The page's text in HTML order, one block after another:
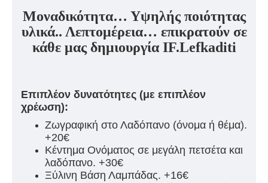
Μοναδικότητα… Υψηλής ποιότητας
υλικά.. Λεπτομέρεια… επικρατούν σε
κάθε μας δημιουργία IF.Lefkaditi
Επιπλέον δυνατότητες (με επιπλέον
χρέωση):
Ζωγραφική στο Λαδόπανο (όνομα ή θέμα).
+20€
Κέντημα Ονόματος σε μεγάλη πετσέτα και
λαδόπανο. +30€
Ξύλινη Βάση Λαμπάδας. +16€